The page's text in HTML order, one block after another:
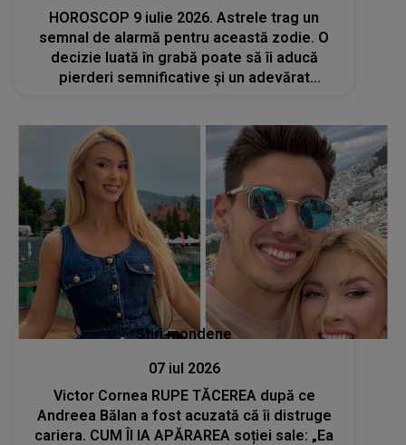
HOROSCOP 9 iulie 2026. Astrele trag un
semnal de alarmă pentru această zodie. O
decizie luată în grabă poate să îi aducă
pierderi semnificative și un adevărat
Stiri mondene
07 iul 2026
Victor Cornea RUPE TĂCEREA după ce
Andreea Bălan a fost acuzată că îi distruge
cariera. CUM ÎI IA APĂRAREA soției sale: „Ea